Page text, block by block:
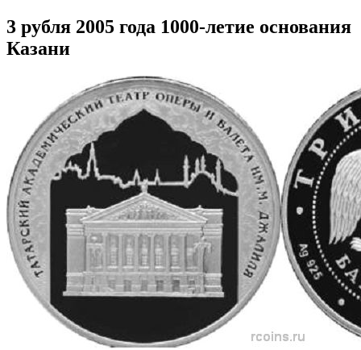
3 рубля 2005 года 1000-летие основания
Казани